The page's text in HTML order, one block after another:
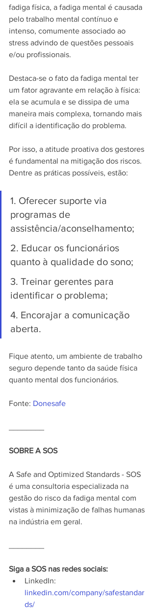
fadiga física, a fadiga mental é causada
pelo trabalho mental contínuo e
intenso, comumente associado ao
stress advindo de questões pessoais
e/ou profissionais.
Destaca-se o fato da fadiga mental ter
um fator agravante em relação à física:
ela se acumula e se dissipa de uma
maneira mais complexa, tornando mais
difícil a identificação do problema.
Por isso, a atitude proativa dos gestores
é fundamental na mitigação dos riscos.
Dentre as práticas possíveis, estão:
1. Oferecer suporte via
programas de
assistência/aconselhamento;
2. Educar os funcionários
quanto à qualidade do sono;
3. Treinar gerentes para
identificar o problema;
4. Encorajar a comunicação
aberta.
Fique atento, um ambiente de trabalho
seguro depende tanto da saúde física
quanto mental dos funcionários.
Fonte: Donesafe
SOBRE A SOS
A Safe and Optimized Standards - SOS
é uma consultoria especializada na
gestão do risco da fadiga mental com
vistas à minimização de falhas humanas
na indústria em geral.
Siga a SOS nas redes sociais:
LinkedIn:
linkedin.com/company/safestandar
ds/